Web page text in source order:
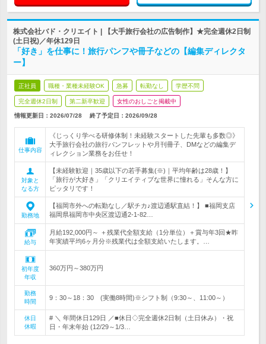
株式会社バド・クリエイト | 【大手旅行会社の広告制作】★完全週休2日制
(土日祝)／年休129日
「好き」を仕事に！旅行パンフや冊子などの【編集ディレクタ
ー】
正社員 職種・業種未経験OK 急募 転勤なし 学歴不問
完全週休2日制 第二新卒歓迎 女性のおしごと掲載中
情報更新日：2026/07/28 終了予定日： 2026/09/28
仕事内容
《じっくり学べる研修体制！未経験スタートした先輩も多数◎》
大手旅行会社の旅行パンフレットや月刊冊子、DMなどの編集デ
ィレクション業務をお任せ！
対象と
なる方
【未経験歓迎｜35歳以下の若手募集(※)｜平均年齢は28歳！】
「旅行が大好き」「クリエイティブな世界に憧れる」そんな方に
ピッタリです！
勤務地
【福岡市外への転勤なし／駅チカ♪渡辺通駅直結！】 ■福岡支店
福岡県福岡市中央区渡辺通2-1-82…
給与
月給192,000円～ ＋残業代全額支給（1分単位）＋賞与年3回★昨
年実績平均6ヶ月分※残業代は全額支給いたします。…
初年度
年収
360万円～380万円
勤務
時間
9：30～18：30 (実働8時間)※シフト制（9:30～、11:00～）
休日
休暇
# ＼ 年間休日129日 ／■休日◇完全週休2日制（土日休み）・祝
日・年末年始 (12/29～1/3…